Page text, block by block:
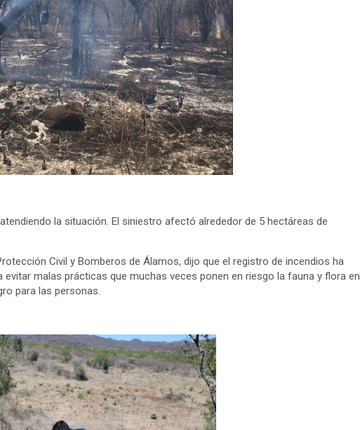
la situación. El siniestro afectó alrededor de 5 hectáreas de
Civil y Bomberos de Álamos, dijo que el registro de incendios ha
malas prácticas que muchas veces ponen en riesgo la fauna y flora en
para las personas.